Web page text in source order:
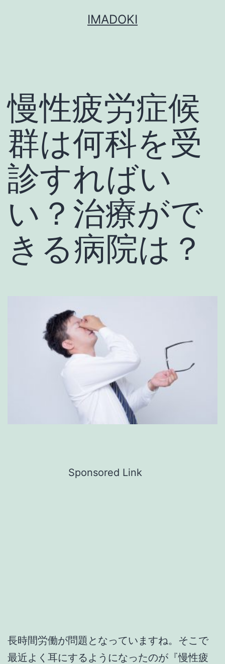
ス
IMADOKI
慢性疲労症候
群は何科を受
診すればい
い？治療がで
きる病院は？
Sponsored Link
長時間労働が問題となっていますね。そこで
最近よく耳にするようになったのが『慢性疲